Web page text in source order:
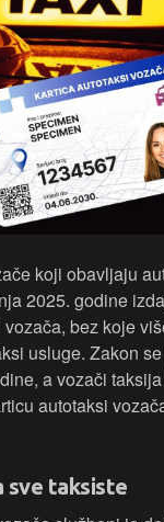
koji obavljaju
2025. godine
bez koje
usluge. Zakon
a vozači
autotaksi
sve taksiste